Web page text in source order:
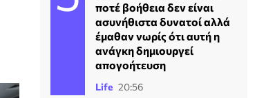
ποτέ βοήθεια δεν είναι
ασυνήθιστα δυνατοί αλλά
έμαθαν νωρίς ότι αυτή η
ανάγκη δημιουργεί
απογοήτευση
Life 20:56